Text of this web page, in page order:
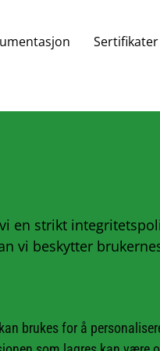
Sertifikater
en strikt
vi beskytter
brukes for å